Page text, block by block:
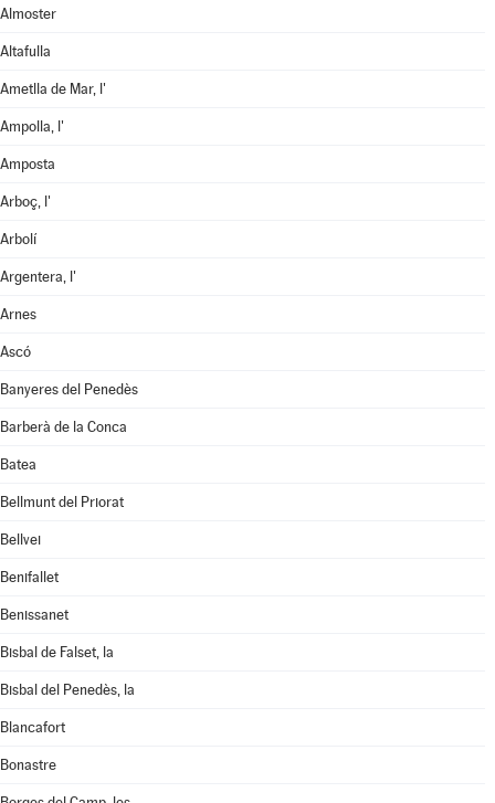
Almoster
Altafulla
Ametlla de Mar, l'
Ampolla, l'
Amposta
Arboç, l'
Arbolí
Argentera, l'
Arnes
Ascó
Banyeres del Penedès
Barberà de la Conca
Batea
Bellmunt del Priorat
Bellvei
Benifallet
Benissanet
Bisbal de Falset, la
Bisbal del Penedès, la
Blancafort
Bonastre